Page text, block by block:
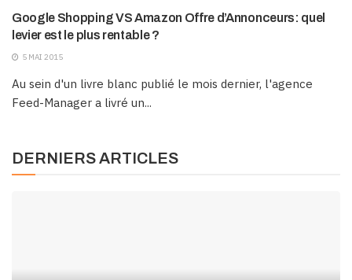
Google Shopping VS Amazon Offre d’Annonceurs: quel
levier est le plus rentable ?
5 MAI 2015
Au sein d'un livre blanc publié le mois dernier, l'agence
Feed-Manager a livré un...
DERNIERS ARTICLES